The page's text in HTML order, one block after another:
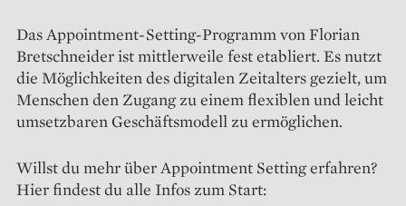
Das Appointment-Setting-Programm von Florian
Bretschneider ist mittlerweile fest etabliert. Es nutzt
die Möglichkeiten des digitalen Zeitalters gezielt, um
Menschen den Zugang zu einem flexiblen und leicht
umsetzbaren Geschäftsmodell zu ermöglichen.
Willst du mehr über Appointment Setting erfahren?
Hier findest du alle Infos zum Start: